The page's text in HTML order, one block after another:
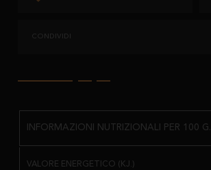
CONDIVIDI
INFORMAZIONI NUTRIZIONALI PER 100 G.
VALORE ENERGETICO (KJ.)